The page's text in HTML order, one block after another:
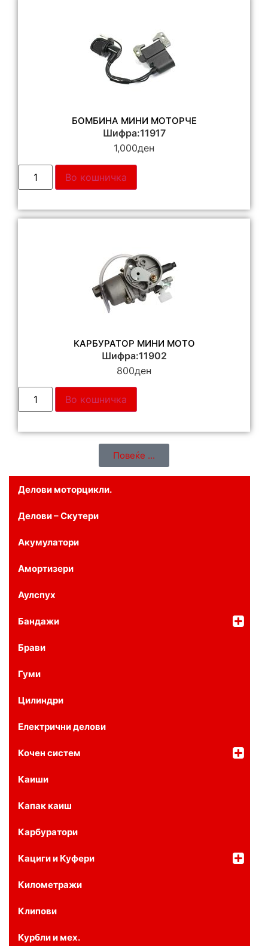
Делови моторцикли.
Делови – Скутери
Акумулатори
Амортизери
Аулспух
Бандажи
Брави
Гуми
Цилиндри
Електрични делови
Кочен систем
Каиши
Капак каиш
Карбуратори
Кациги и Куфери
Километражи
Клипови
Курбли и мех.
БОМБИНА МИНИ МОТОРЧЕ
Шифра:11917
1,000ден
Во кошничка
КАРБУРАТОР МИНИ МОТО
Шифра:11902
800ден
Во кошничка
Повеќе ...